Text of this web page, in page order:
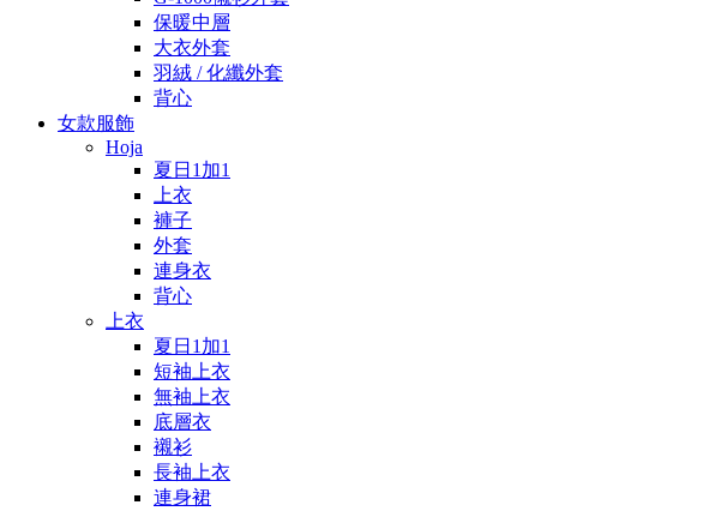
保暖中層
大衣外套
羽絨 / 化纖外套
背心
女款服飾
Hoja
夏日1加1
上衣
褲子
外套
連身衣
背心
上衣
夏日1加1
短袖上衣
無袖上衣
底層衣
襯衫
長袖上衣
連身裙